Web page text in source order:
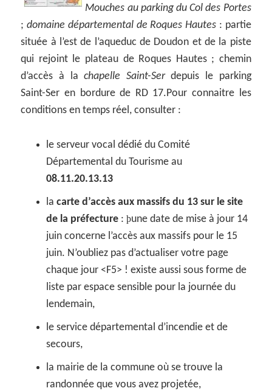
Mouches au parking du Col des Portes
;domaine départemental de Roques Hautes : partie
située à l’est de l’aqueduc de Doudon et de la piste
qui rejoint le plateau de Roques Hautes ; chemin
d’accès à lachapelle Saint-Serdepuis le parking
Saint-Ser en bordure de RD 17.Pour connaitre les
conditions en temps réel, consulter :
le serveur vocal dédié du Comité
Départemental du Tourisme au
08.11.20.13.13
lacarte d’accès aux massifs du 13 sur le site
de la préfecture :þune date de mise à jour 14
juin concerne l’accès aux massifs pour le 15
juin. N’oubliez pas d’actualiser votre page
chaque jour <F5> ! existe aussi sous forme de
liste par espace sensible pour la journée du
lendemain,
le service départemental d’incendie et de
secours,
la mairie de la commune où se trouve la
randonnée que vous avez projetée,